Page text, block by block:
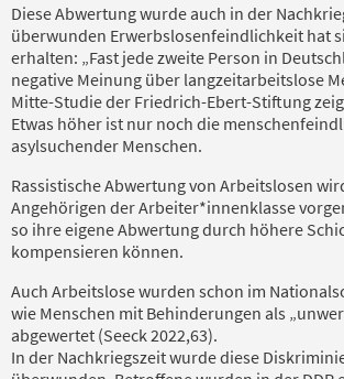
Diese Abwertung wurde auch in der
überwunden Erwerbslosenfeindlichkeit hat
erhalten: „Fast jede zweite Person in
negative Meinung über langzeitarbeitslose
Mitte-Studie der Friedrich-Ebert-Stiftung
Etwas höher ist nur noch die
asylsuchender Menschen.
Rassistische Abwertung von Arbeitslosen
Angehörigen der Arbeiter*innenklasse
so ihre eigene Abwertung durch höhere
kompensieren können.
Auch Arbeitslose wurden schon im
wie Menschen mit Behinderungen als
abgewertet (Seeck 2022,63).
In der Nachkriegszeit wurde diese